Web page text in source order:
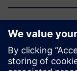
Kako je